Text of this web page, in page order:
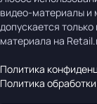
видео-материалы и
допускается
материала на
Политика
Политика